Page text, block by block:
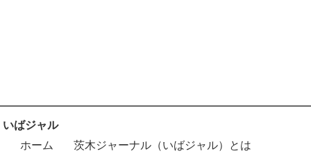
いばジャル
ホーム
茨木ジャーナル（いばジャル）とは